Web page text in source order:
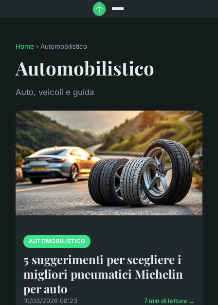
Home › Automobilistico
Automobilistico
Auto, veicoli e guida
AUTOMOBILISTICO
5 suggerimenti per scegliere i
migliori pneumatici Michelin
per auto
10/03/2026 08:23 7 min di lettura →